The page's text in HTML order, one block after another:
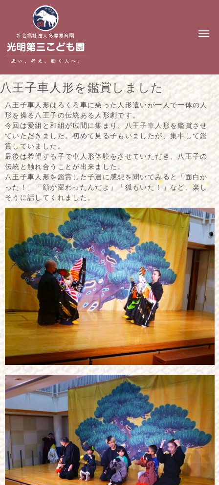
N
t
n
八王子車人形を鑑賞しました
八王子車人形はろくろ車に乗った人形遣いが一人で一体の人
形を操る八王子の伝統ある人形劇です。
今回は愛組と和組が広間に集まり、八王子車人形を鑑賞させ
ていただきました。初めて見る子もいましたが、集中して鑑
賞していました。
最後は希望する子で車人形体験をさせていただき、八王子の
伝統と触れ合うことが出来ました。
八王子車人形を鑑賞した子達に感想を聞いてみると「面白か
った！」「顔が変わったんだよ」「狐もいた！」など、楽し
そうに話してくれました。